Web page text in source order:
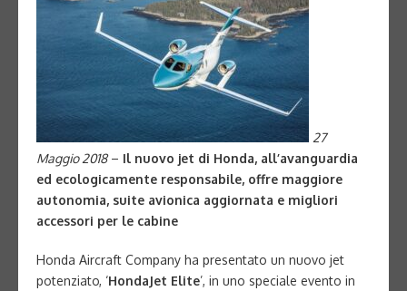
27
Maggio 2018– Il nuovo jet di Honda, all’avanguardia
ed ecologicamente responsabile, offre maggiore
autonomia, suite avionica aggiornata e migliori
accessori per le cabine
Honda Aircraft Company ha presentato un nuovo jet
potenziato, ‘HondaJet Elite’, in uno speciale evento in